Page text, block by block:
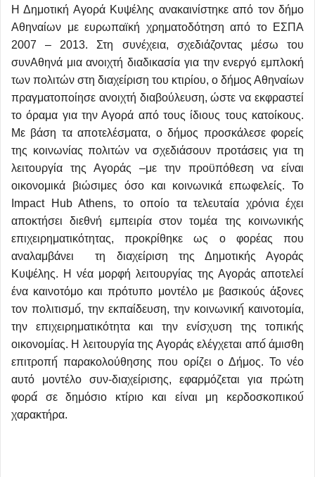
Η Δημοτική Αγορά Κυψέλης ανακαινίστηκε από τον δήμο
Αθηναίων με ευρωπαϊκή χρηματοδότηση από το ΕΣΠΑ
2007 – 2013. Στη συνέχεια, σχεδιάζοντας μέσω του
συνΑθηνά μια ανοιχτή διαδικασία για την ενεργό εμπλοκή
των πολιτών στη διαχείριση του κτιρίου, ο δήμος Αθηναίων
πραγματοποίησε ανοιχτή διαβούλευση, ώστε να εκφραστεί
το όραμα για την Αγορά από τους ίδιους τους κατοίκους.
Με βάση τα αποτελέσματα, ο δήμος προσκάλεσε φορείς
της κοινωνίας πολιτών να σχεδιάσουν προτάσεις για τη
λειτουργία της Αγοράς –με την προϋπόθεση να είναι
οικονομικά βιώσιμες όσο και κοινωνικά επωφελείς. Το
Impact Hub Athens, το οποίο τα τελευταία χρόνια έχει
αποκτήσει διεθνή εμπειρία στον τομέα της κοινωνικής
επιχειρηματικότητας, προκρίθηκε ως ο φορέας που
αναλαμβάνει τη διαχείριση της Δημοτικής Αγοράς
Κυψέλης. Η νέα μορφή λειτουργίας της Αγοράς αποτελεί
ένα καινοτόμο και πρότυπο μοντέλο με βασικούς άξονες
τον πολιτισμό́, την εκπαίδευση, την κοινωνική́ καινοτομία,
την επιχειρηματικότητα και την ενίσχυση της τοπικής
οικονομίας. Η λειτουργία της Αγοράς ελέγχεται από́ άμισθη
επιτροπή́ παρακολούθησης που ορίζει ο Δήμος. Το νέο
αυτό μοντέλο συν-διαχείρισης, εφαρμόζεται για πρώτη
φορά́ σε δημόσιο κτίριο και είναι μη κερδοσκοπικού́
χαρακτήρα.